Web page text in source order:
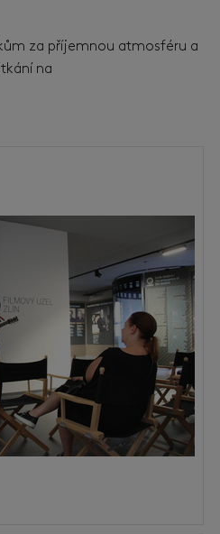
za příjemnou atmosféru a
na